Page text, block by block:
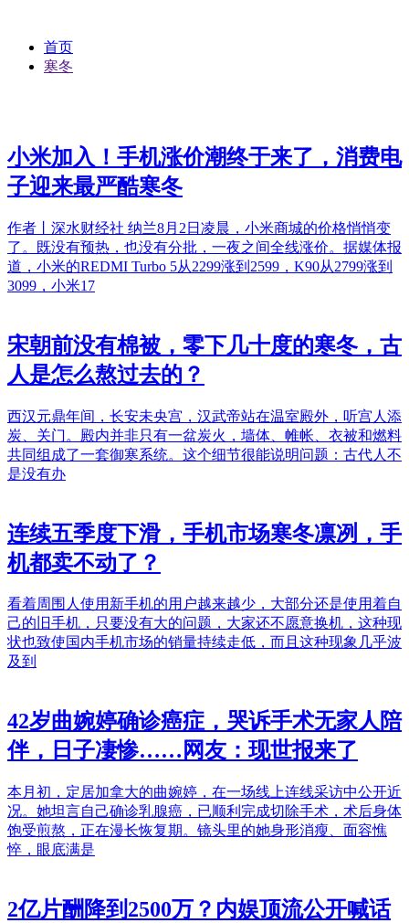
首页
寒冬
小米加入！手机涨价潮终于来了，消费电
子迎来最严酷寒冬
作者丨深水财经社 纳兰8月2日凌晨，小米商城的价格悄悄变
了。既没有预热，也没有分批，一夜之间全线涨价。据媒体报
道，小米的REDMI Turbo 5从2299涨到2599，K90从2799涨到
3099，小米17
宋朝前没有棉被，零下几十度的寒冬，古
人是怎么熬过去的？
西汉元鼎年间，长安未央宫，汉武帝站在温室殿外，听宫人添
炭、关门。殿内并非只有一盆炭火，墙体、帷帐、衣被和燃料
共同组成了一套御寒系统。这个细节很能说明问题：古代人不
是没有办
连续五季度下滑，手机市场寒冬凛冽，手
机都卖不动了？
看着周围人使用新手机的用户越来越少，大部分还是使用着自
己的旧手机，只要没有大的问题，大家还不愿意换机，这种现
状也致使国内手机市场的销量持续走低，而且这种现象几乎波
及到
42岁曲婉婷确诊癌症，哭诉手术无家人陪
伴，日子凄惨……网友：现世报来了
本月初，定居加拿大的曲婉婷，在一场线上连线采访中公开近
况。她坦言自己确诊乳腺癌，已顺利完成切除手术，术后身体
饱受煎熬，正在漫长恢复期。镜头里的她身形消瘦、面容憔
悴，眼底满是
2亿片酬降到2500万？内娱顶流公开喊话